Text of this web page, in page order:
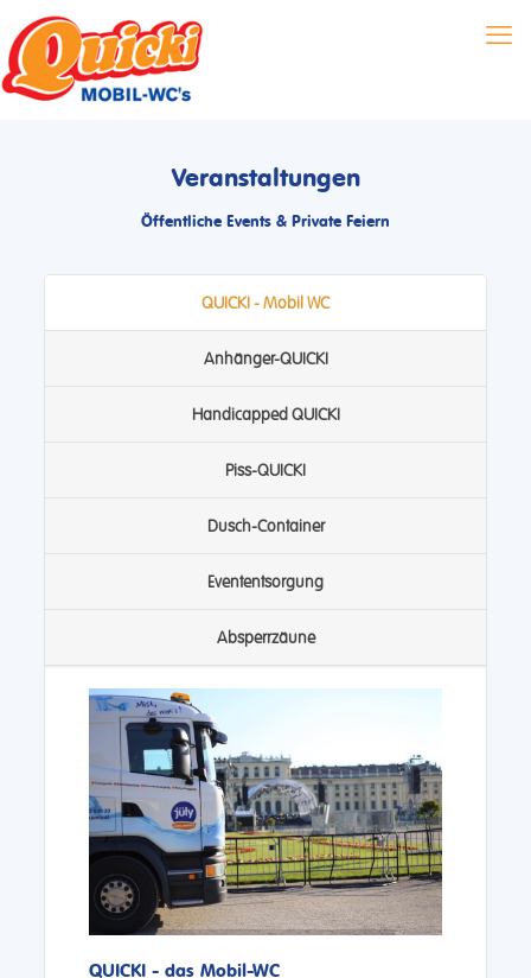
Veranstaltungen
Öffentliche Events & Private Feiern
QUICKI - Mobil WC
Anhänger-QUICKI
Handicapped QUICKI
Piss-QUICKI
Dusch-Container
Evententsorgung
Absperrzäune
QUICKI - das Mobil-WC